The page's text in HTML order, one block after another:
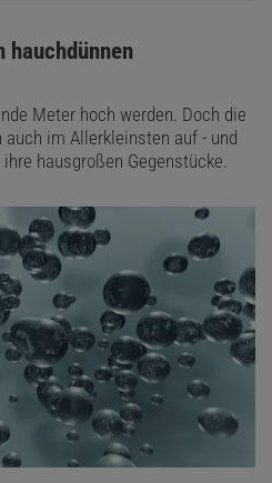
hauchdünnen
Meter hoch werden. Doch die
im Allerkleinsten auf - und
hausgroßen Gegenstücke.